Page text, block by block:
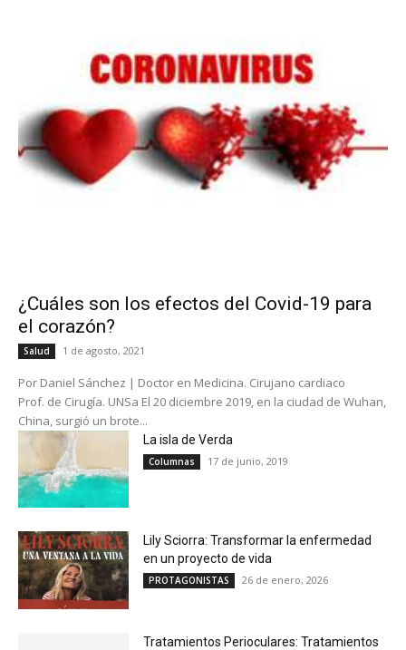
¿Cuáles son los efectos del Covid-19 para
el corazón?
Salud 1 de agosto, 2021
Por Daniel Sánchez | Doctor en Medicina. Cirujano cardiaco
Prof. de Cirugía. UNSa El 20 diciembre 2019, en la ciudad de Wuhan,
China, surgió un brote...
La isla de Verda
Columnas 17 de junio, 2019
Lily Sciorra: Transformar la enfermedad
en un proyecto de vida
PROTAGONISTAS 26 de enero, 2026
Tratamientos Perioculares: Tratamientos